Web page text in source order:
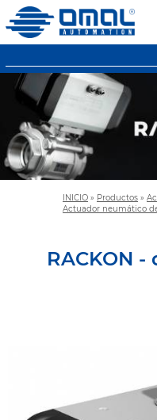
INICIO » Productos »
Actuador neumático
RACKON